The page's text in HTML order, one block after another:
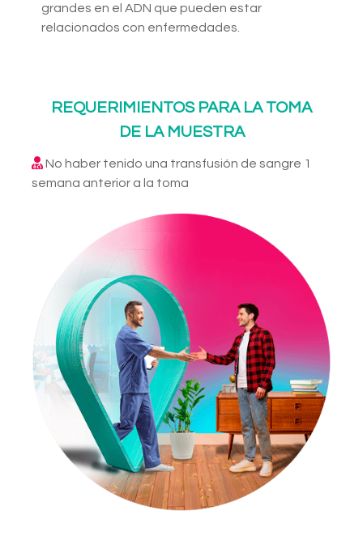
grandes en el ADN que pueden estar
relacionados con enfermedades.
REQUERIMIENTOS PARA LA TOMA
DE LA MUESTRA
No haber tenido una transfusión de sangre 1
semana anterior a la toma